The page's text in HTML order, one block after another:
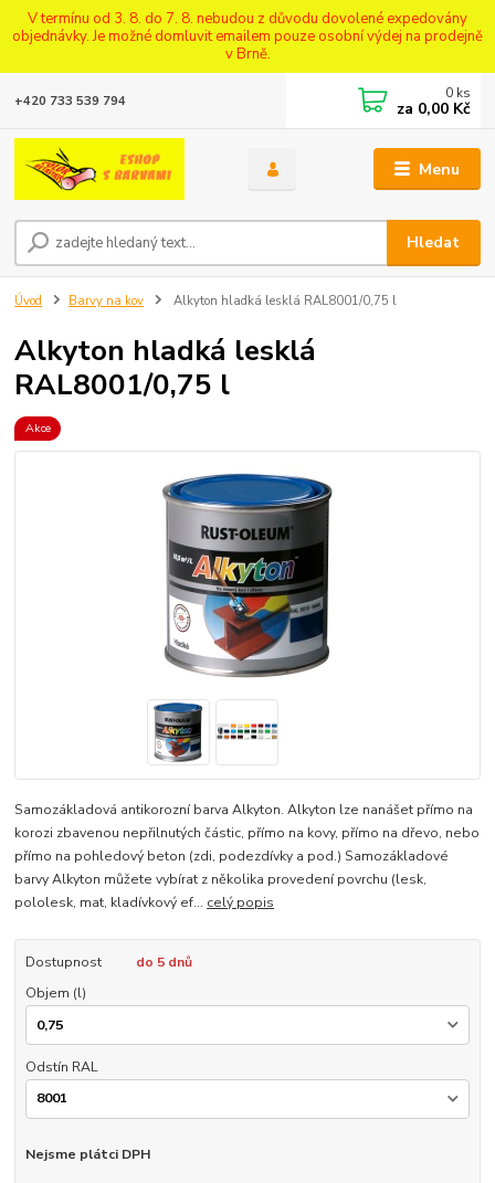
V termínu od 3. 8. do 7. 8. nebudou z důvodu dovolené expedovány
objednávky. Je možné domluvit emailem pouze osobní výdej na prodejně
v Brně.
Menu
Hledat
+420 733 539 794 0 ks
za 0,00 Kč
Úvod Barvy na kov Alkyton hladká lesklá RAL8001/0,75 l
Alkyton hladká lesklá
RAL8001/0,75 l
Akce
Samozákladová antikorozní barva Alkyton. Alkyton lze nanášet přímo na
korozi zbavenou nepřilnutých částic, přímo na kovy, přímo na dřevo, nebo
přímo na pohledový beton (zdi, podezdívky a pod.) Samozákladové
barvy Alkyton můžete vybírat z několika provedení povrchu (lesk,
pololesk, mat, kladívkový ef... celý popis
Dostupnost
do 5 dnů
Objem (l)
Odstín RAL
Nejsme plátci DPH